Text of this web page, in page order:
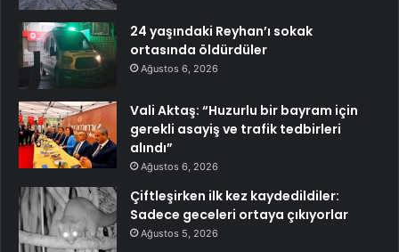
24 yaşındaki Reyhan’ı sokak
ortasında öldürdüler
Ağustos 6, 2026
Vali Aktaş: “Huzurlu bir bayram için
gerekli asayiş ve trafik tedbirleri
alındı”
Ağustos 6, 2026
Çiftleşirken ilk kez kaydedildiler:
Sadece geceleri ortaya çıkıyorlar
Ağustos 5, 2026